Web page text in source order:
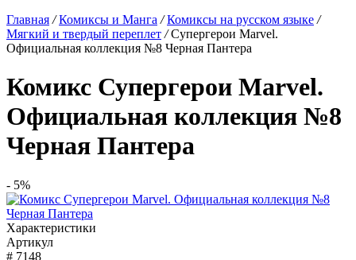
Главная / Комиксы и Манга / Комиксы на русском языке /
Мягкий и твердый переплет / Супергерои Marvel.
Официальная коллекция №8 Черная Пантера
Комикс Супергерои Marvel.
Официальная коллекция №8
Черная Пантера
- 5%
Характеристики
Артикул
# 7148